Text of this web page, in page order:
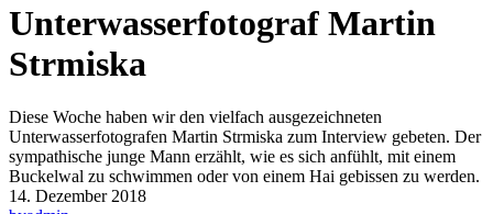
Unterwasserfotograf Martin
Strmiska
Diese Woche haben wir den vielfach ausgezeichneten
Unterwasserfotografen Martin Strmiska zum Interview gebeten. Der
sympathische junge Mann erzählt, wie es sich anfühlt, mit einem
Buckelwal zu schwimmen oder von einem Hai gebissen zu werden.
14. Dezember 2018